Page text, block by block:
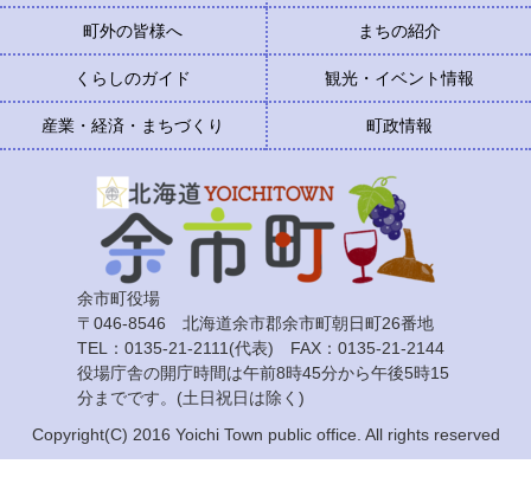
町外の皆様へ まちの紹介
くらしのガイド 観光・イベント情報
産業・経済・まちづくり 町政情報
余市町役場
〒046-8546 北海道余市郡余市町朝日町26番地
TEL：0135-21-2111(代表) FAX：0135-21-2144
役場庁舎の開庁時間は午前8時45分から午後5時15
分までです。(土日祝日は除く)
Copyright(C) 2016 Yoichi Town public office. All rights reserved